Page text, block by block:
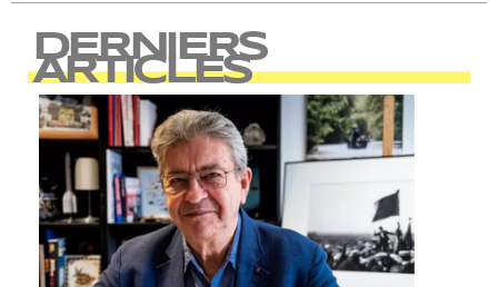
DERNIERS
ARTICLES